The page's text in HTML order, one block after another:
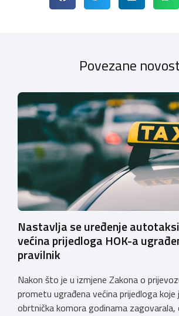
Povezane
Nastavlja se uređenje
većina prijedloga HOK-a
pravilnik
Nakon što je u izmjene Zakona o
prometu ugrađena većina prijedloga
obrtnička komora godinama